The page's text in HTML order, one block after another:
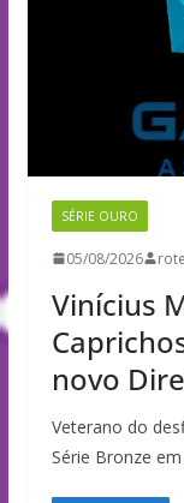
SÉRIE OURO
05/08/2026
Vinícius
novo
Veterano do
Série Bronze